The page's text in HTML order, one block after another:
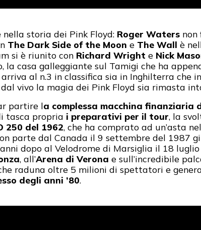
storia dei Pink Floyd: Roger Waters
The Dark Side of the Moon e The Wall è
si è riunito con Richard Wright e Nick
la casa galleggiante sul Tamigi che ha
al n.3 in classifica sia in Inghilterra che
vivo la magia dei Pink Floyd sia rimasta
partire la complessa macchina finanziaria
tasca propria i preparativi per il tour, la
250 del 1962, che ha comprato ad un’asta
parte dal Canada il 9 settembre del 1987
dopo al Velodrome di Marsiglia il 18
, all’Arena di Verona e sull’incredibile
raduna oltre 5 milioni di spettatori e
degli anni ’80.